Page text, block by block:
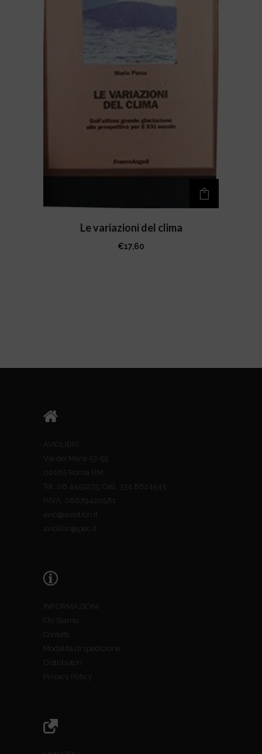
Le variazioni del clima
€17,60
AVIOLIBRI
Via dei Marsi 53-55
00185 Roma RM
Tel. 06.4452275; Cell. 334.8824545
P.IVA: 08679420581
avio@aviolibri.it
aviolibri@pec.it
INFORMAZIONI
Chi Siamo
Contatti
Modalità di spedizione
Distributori
Privacy Policy